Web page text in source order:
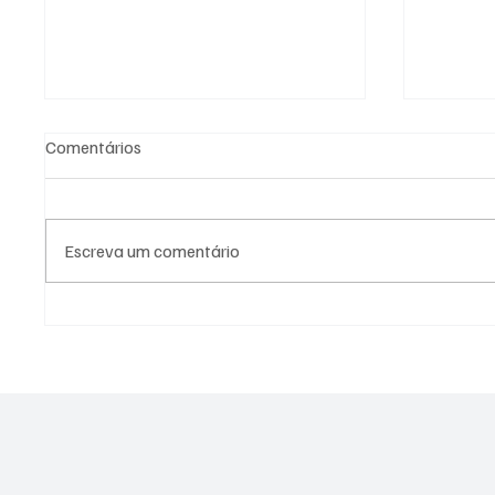
Comentários
Escreva um comentário